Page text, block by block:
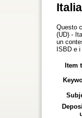
Questo
(UD) -
un
ISBD e
Item